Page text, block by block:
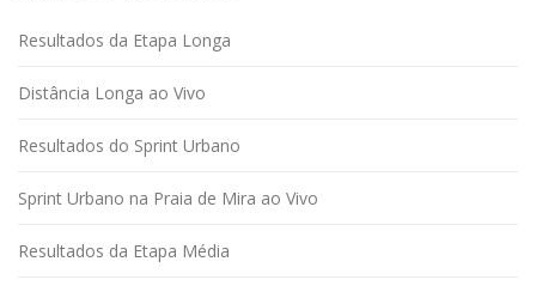
Resultados da Etapa Longa
Distância Longa ao Vivo
Resultados do Sprint Urbano
Sprint Urbano na Praia de Mira ao Vivo
Resultados da Etapa Média